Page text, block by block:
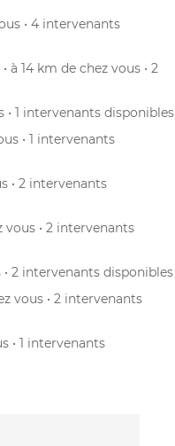
• 4 intervenants
• à 14 km de chez vous • 2
• 1 intervenants disponibles
• 1 intervenants
• 2 intervenants
vous • 2 intervenants
• 2 intervenants disponibles
vous • 2 intervenants
• 1 intervenants